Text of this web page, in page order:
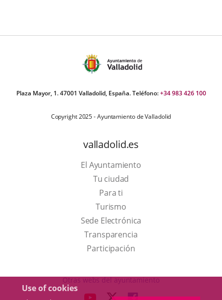
Use of cookies
Plaza Mayor, 1. 47001 Valladolid, España. Teléfono:+34 983 426 100
Copyright 2025 - Ayuntamiento de Valladolid
valladolid.es
El Ayuntamiento
Tu ciudad
Para ti
TurismoThis
link
will
open
a
Sede Electrónica
Transparencia
Participación
Otras webs del ayuntamiento
LINK LINKLINK